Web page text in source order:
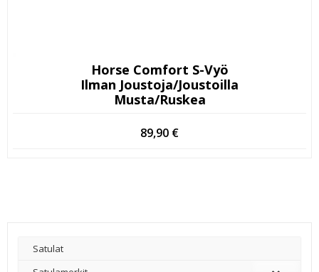
Horse Comfort S-Vyö
Ilman Joustoja/joustoilla
Musta/ruskea
89,90 €
Satulat